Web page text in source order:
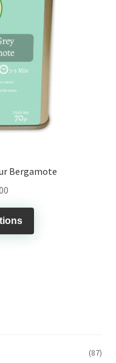
Bergamote
(87)